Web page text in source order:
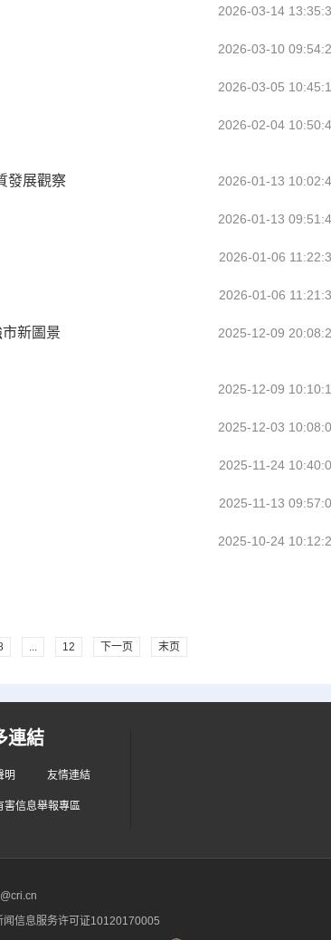
2026-03-14
2026-03-10
2026-03-05
2026-02-04
發展觀察 2026-01-13
2026-01-13
2026-01-06
2026-01-06
新圖景 2025-12-09
2025-12-09
2025-12-03
2025-11-24
2025-11-13
2025-10-24
... 12 下一页 末页
連結
明 友情連結
害信息舉報專區
信息服务许可证10120170005